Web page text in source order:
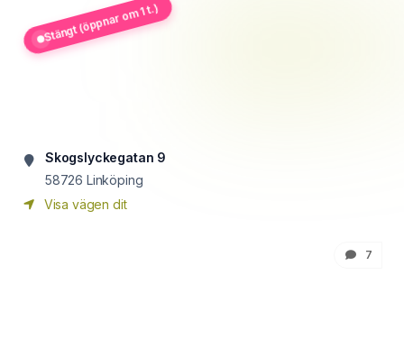
Stängt (öppnar om 1 t.)
Skogslyckegatan 9
58726 Linköping
Visa vägen dit
7